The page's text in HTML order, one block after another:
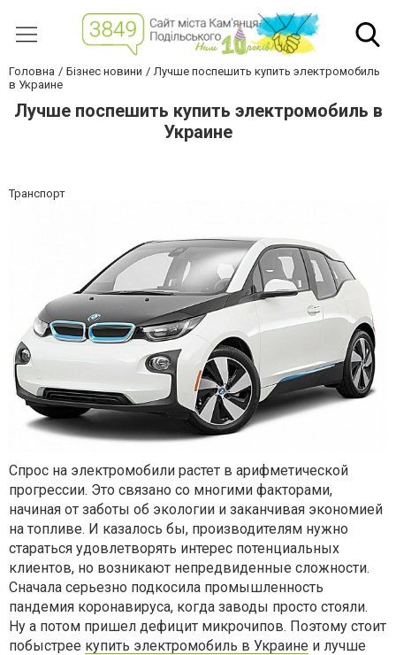
Головна Бізнес новини
Лучше поспешить купить электромобиль
в Украине
Лучше поспешить купить электромобиль в
Украине
Транспорт
Спрос на электромобили растет в арифметической
прогрессии. Это связано со многими факторами,
начиная от заботы об экологии и заканчивая экономией
на топливе. И казалось бы, производителям нужно
стараться удовлетворять интерес потенциальных
клиентов, но возникают непредвиденные сложности.
Сначала серьезно подкосила промышленность
пандемия коронавируса, когда заводы просто стояли.
Ну а потом пришел дефицит микрочипов. Поэтому стоит
побыстрее купить электромобиль в Украине и лучше